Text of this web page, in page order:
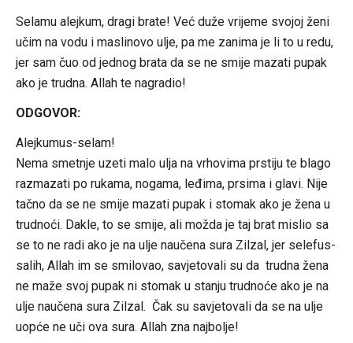
Selamu alejkum, dragi brate! Već duže vrijeme svojoj ženi
učim na vodu i maslinovo ulje, pa me zanima je li to u redu,
jer sam čuo od jednog brata da se ne smije mazati pupak
ako je trudna. Allah te nagradio!
ODGOVOR:
Alejkumus-selam!
Nema smetnje uzeti malo ulja na vrhovima prstiju te blago
razmazati po rukama, nogama, leđima, prsima i glavi. Nije
tačno da se ne smije mazati pupak i stomak ako je žena u
trudnoći. Dakle, to se smije, ali možda je taj brat mislio sa
se to ne radi ako je na ulje naučena sura Zilzal, jer selefus-
salih, Allah im se smilovao, savjetovali su da trudna žena
ne maže svoj pupak ni stomak u stanju trudnoće ako je na
ulje naučena sura Zilzal. Čak su savjetovali da se na ulje
uopće ne uči ova sura. Allah zna najbolje!